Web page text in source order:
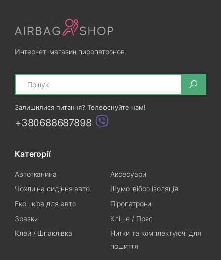
Интернет-магазин пиропатронов.
Search
Залишилися питання? Телефонуйте нам!
+380688687898
Категорії
Автотканина
Аксесуари
Чохли на сидіння авто
Шумо-вібро ізоляція
Екошкіра для авто
Піропатрони
Зразки
Кліше / Прес
Клей / Шпаклівка
Нитки та комплектуючі для
пошиття